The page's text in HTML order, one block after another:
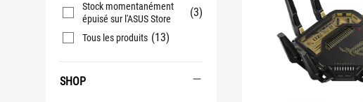
Stock momentanément
épuisé sur l'ASUS Store
(3)
Tous les produits (13)
SHOP